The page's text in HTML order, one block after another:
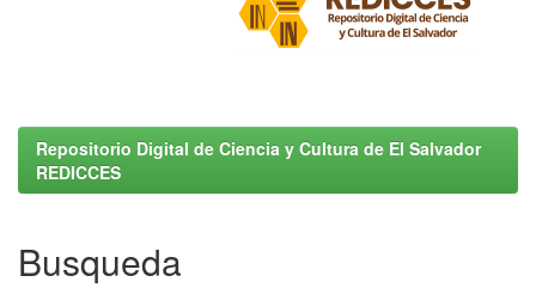
Repositorio Digital de Ciencia y Cultura de El Salvador
REDICCES
Busqueda